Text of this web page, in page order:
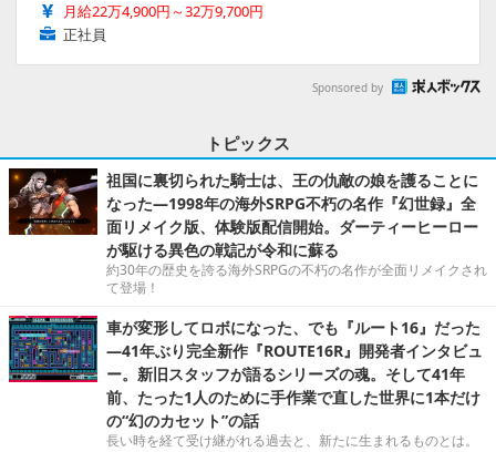
月給22万4,900円～32万9,700円
正社員
Sponsored by
トピックス
祖国に裏切られた騎士は、王の仇敵の娘を護ることに
なった―1998年の海外SRPG不朽の名作『幻世録』全
面リメイク版、体験版配信開始。ダーティーヒーロー
が駆ける異色の戦記が令和に蘇る
約30年の歴史を誇る海外SRPGの不朽の名作が全面リメイクされ
て登場！
車が変形してロボになった、でも『ルート16』だった
―41年ぶり完全新作『ROUTE16R』開発者インタビュ
ー。新旧スタッフが語るシリーズの魂。そして41年
前、たった1人のために手作業で直した世界に1本だけ
の“幻のカセット”の話
長い時を経て受け継がれる過去と、新たに生まれるものとは。